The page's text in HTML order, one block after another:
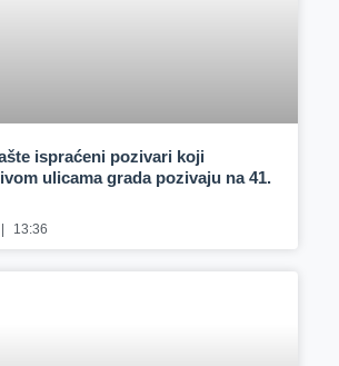
ispraćeni pozivari koji
ulicama grada pozivaju na 41.
13:36